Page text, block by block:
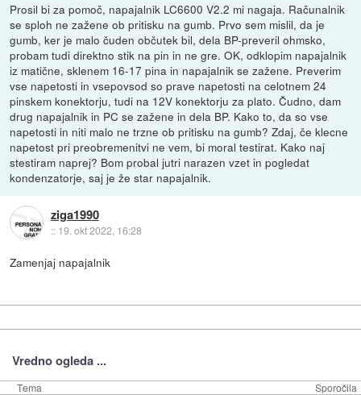
Prosil bi za pomoč, napajalnik LC6600 V2.2 mi nagaja. Računalnik
se sploh ne zažene ob pritisku na gumb. Prvo sem mislil, da je
gumb, ker je malo čuden občutek bil, dela BP-preveril ohmsko,
probam tudi direktno stik na pin in ne gre. OK, odklopim napajalnik
iz matične, sklenem 16-17 pina in napajalnik se zažene. Preverim
vse napetosti in vsepovsod so prave napetosti na celotnem 24
pinskem konektorju, tudi na 12V konektorju za plato. Čudno, dam
drug napajalnik in PC se zažene in dela BP. Kako to, da so vse
napetosti in niti malo ne trzne ob pritisku na gumb? Zdaj, če klecne
napetost pri preobremenitvi ne vem, bi moral testirat. Kako naj
stestiram naprej? Bom probal jutri narazen vzet in pogledat
kondenzatorje, saj je že star napajalnik.
ziga1990
:: 19. okt 2022, 16:28
Zamenjaj napajalnik
Vredno ogleda ...
Tema Sporočila